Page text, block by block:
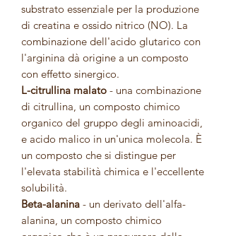
substrato essenziale per la produzione
di creatina e ossido nitrico (NO). La
combinazione dell'acido glutarico con
l'arginina dà origine a un composto
con effetto sinergico.
L-citrullina malato - una combinazione
di citrullina, un composto chimico
organico del gruppo degli aminoacidi,
e acido malico in un'unica molecola. È
un composto che si distingue per
l'elevata stabilità chimica e l'eccellente
solubilità.
Beta-alanina - un derivato dell'alfa-
alanina, un composto chimico